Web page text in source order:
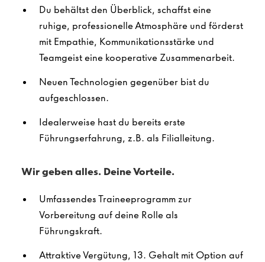
Du behältst den Überblick, schaffst eine
ruhige, professionelle Atmosphäre und förderst
mit Empathie, Kommunikationsstärke und
Teamgeist eine kooperative Zusammenarbeit.
Neuen Technologien gegenüber bist du
aufgeschlossen.
Idealerweise hast du bereits erste
Führungserfahrung, z.B. als Filialleitung.
Wir geben alles. Deine Vorteile.
Umfassendes Traineeprogramm zur
Vorbereitung auf deine Rolle als
Führungskraft.
Attraktive Vergütung, 13. Gehalt mit Option auf